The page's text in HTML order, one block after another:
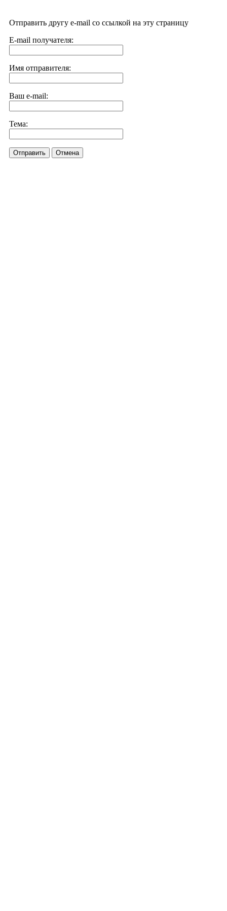
Отправить другу e-mail со ссылкой на эту страницу
E-mail получателя:
Имя отправителя:
Ваш e-mail:
Тема:
Отправить Отмена